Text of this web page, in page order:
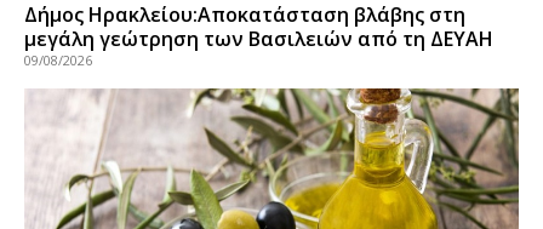
Δήμος Ηρακλείου:Αποκατάσταση βλάβης στη
μεγάλη γεώτρηση των Βασιλειών από τη ΔΕΥΑΗ
09/08/2026